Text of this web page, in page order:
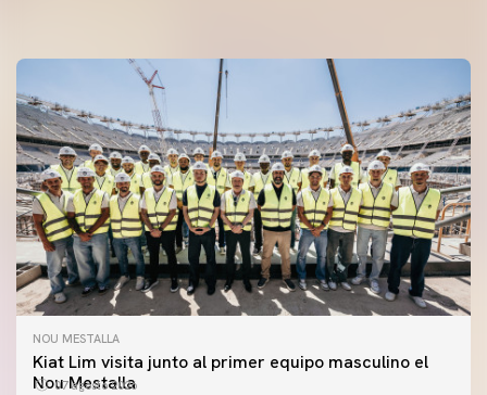
NOU MESTALLA
Kiat Lim visita junto al primer equipo masculino el
Nou Mestalla
07 agosto 2026